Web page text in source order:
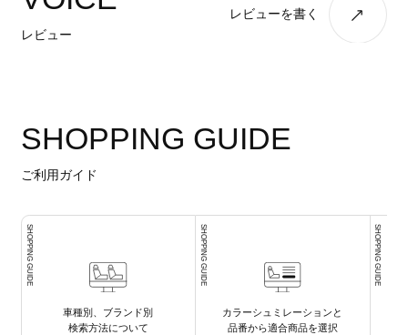
レビュー
レビューを書く
SHOPPING GUIDE
ご利用ガイド
SHOPPING GUIDE
車種別、ブランド別
検索方法について
SHOPPING GUIDE
カラーシュミレーションと
品番から適合商品を選択
SHOPPING GUIDE